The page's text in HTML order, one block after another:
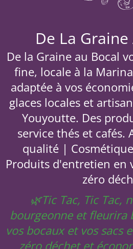
De La Graine
De la Graine au Bocal
fine, locale à la
adaptée à vos
glaces locales et
Youyoutte. Des
service thés et cafés.
qualité |
Produits d'entretien en
zéro
🌿Tic Tac, Tic Tac,
bourgeonne et fleurira
vos bocaux et vos sacs
zéro déchet et